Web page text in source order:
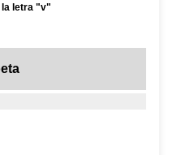
la letra "v"